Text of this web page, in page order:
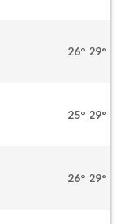
26° 29°
25° 29°
26° 29°